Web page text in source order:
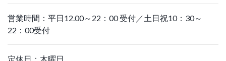
営業時間：平日12.00～22：00 受付／土日祝10：30～
22：00受付
定休日：木曜日